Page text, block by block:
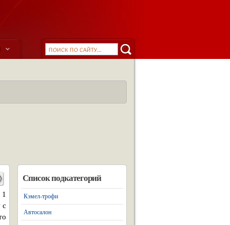
с
Список подкатегорий
Кэмел-трофи
Автосалон